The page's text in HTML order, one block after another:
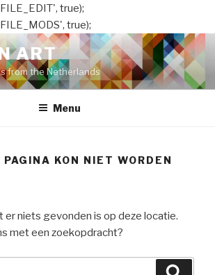
true);
true);
ART
from the Netherlands
Menu
KON NIET WORDEN
er niets gevonden is op deze locatie.
met een zoekopdracht?